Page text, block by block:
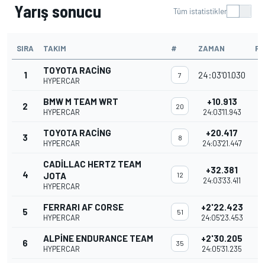
Yarış sonucu Tüm istatistikler
SIRA TAKIM # ZAMAN
1 TOYOTA RACING
HYPERCAR
7 24:03'01.030
2 BMW M TEAM WRT
HYPERCAR
20 +10.913
24:03'11.943
3 TOYOTA RACING
HYPERCAR
8 +20.417
24:03'21.447
4
CADILLAC HERTZ TEAM
JOTA
HYPERCAR
12 +32.381
24:03'33.411
5 FERRARI AF CORSE
HYPERCAR
51 +2'22.423
24:05'23.453
6 ALPINE ENDURANCE TEAM
HYPERCAR
35 +2'30.205
24:05'31.235